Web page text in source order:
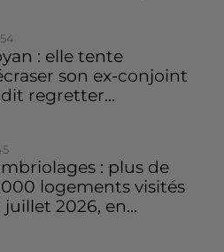
: elle tente
son ex-conjoint
regretter...
: plus de
000 logements visités
juillet 2026, en...